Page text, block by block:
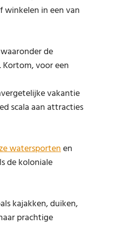
winkelen in een van
de
voor een
vakantie
scala aan attracties
watersportenen
de koloniale
kajakken, duiken,
prachtige